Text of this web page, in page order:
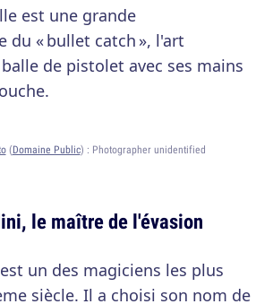
est une grande
du « bullet catch », l'art
de pistolet avec ses mains
(Domaine Public) : Photographer unidentified
le maître de l'évasion
un des magiciens les plus
siècle. Il a choisi son nom de